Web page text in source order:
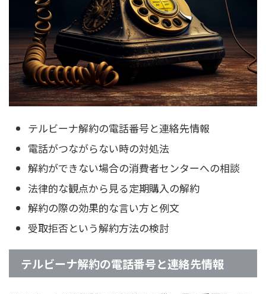
テルビーナ解約の電話番号と連絡先情報
電話がつながらない時の対処法
解約ができない場合の消費者センターへの相談
法律的な観点から見る定期購入の解約
解約の際の効果的な言い方と例文
受取拒否という解約方法の検討
テルビーナ解約の電話番号と連絡先情報